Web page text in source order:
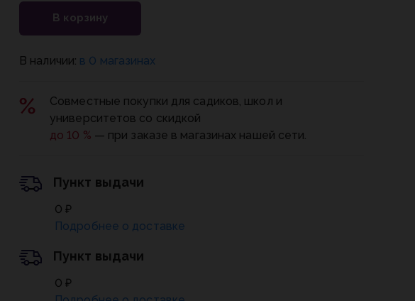
В корзину
В наличии: в 0 магазинах
Совместные покупки для садиков, школ и
университетов со скидкой
до 10 % — при заказе в магазинах нашей сети.
Пункт выдачи
0 ₽
Подробнее о доставке
Пункт выдачи
0 ₽